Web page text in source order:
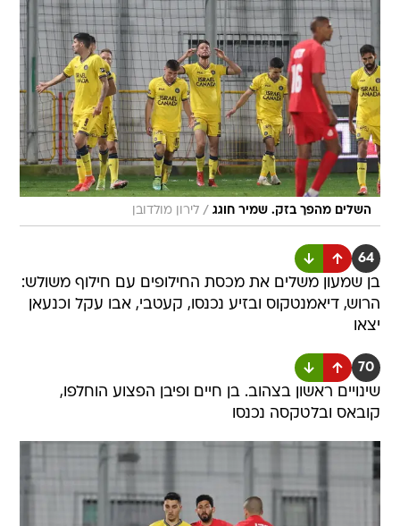
השלים מהפך בזק. שמיר חוגג / לירון מולדובן
64
בן שמעון משלים את מכסת החילופים עם חילוף משולש:
הרוש, דיאמנטקוס ובזיע נכנסו, קעטבי, אבו עקל וכנעאן
יצאו
70
שינויים ראשון בצהוב. בן חיים ופיבן הפצוע הוחלפו,
קובאס ובלטקסה נכנסו